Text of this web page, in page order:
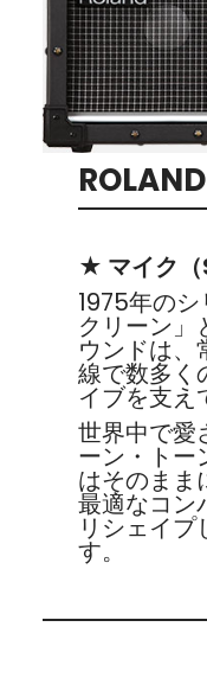
★ マイク（
1975年の
クリーン」
ウンドは、
線で数多く
イブを支え
世界中で愛
ーン・トー
はそのまま
最適なコン
リシェイ
す。